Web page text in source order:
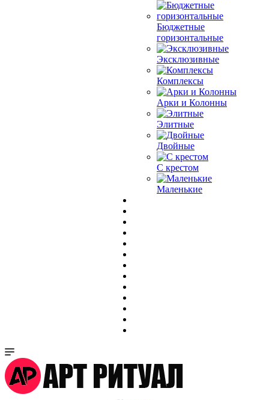
Бюджетные
горизонтальные
Эксклюзивные
Комплексы
Арки и Колонны
Элитные
Двойные
С крестом
Маленькие